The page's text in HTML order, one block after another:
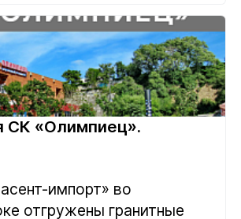
СК «Олимпиец».
импорт» во
отгружены гранитные